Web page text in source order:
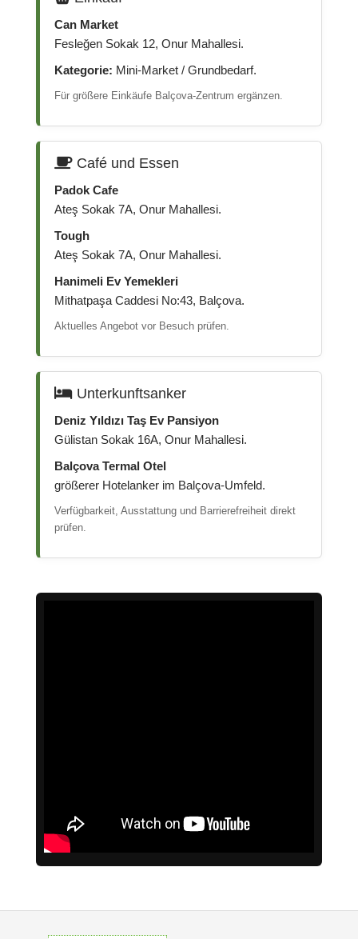
Can Market
Fesleğen Sokak 12, Onur Mahallesi.
Kategorie: Mini-Market / Grundbedarf.
Für größere Einkäufe Balçova-Zentrum ergänzen.
Café und Essen
Padok Cafe
Ateş Sokak 7A, Onur Mahallesi.
Tough
Ateş Sokak 7A, Onur Mahallesi.
Hanimeli Ev Yemekleri
Mithatpaşa Caddesi No:43, Balçova.
Aktuelles Angebot vor Besuch prüfen.
Unterkunftsanker
Deniz Yıldızı Taş Ev Pansiyon
Gülistan Sokak 16A, Onur Mahallesi.
Balçova Termal Otel
größerer Hotelanker im Balçova-Umfeld.
Verfügbarkeit, Ausstattung und Barrierefreiheit direkt
prüfen.